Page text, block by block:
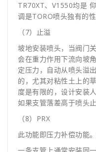
TR70XT、V1550均是
调是TORO喷头独有的性
（7）止溢
坡地安装喷头，当阀门
会在重力作用下流向坡
定压力，自动从喷头溢
的，尤其对粘性土上的
度是有限的，设计安装
如果支管落差高于喷头
（8）PRX
此功能即压力补偿功能